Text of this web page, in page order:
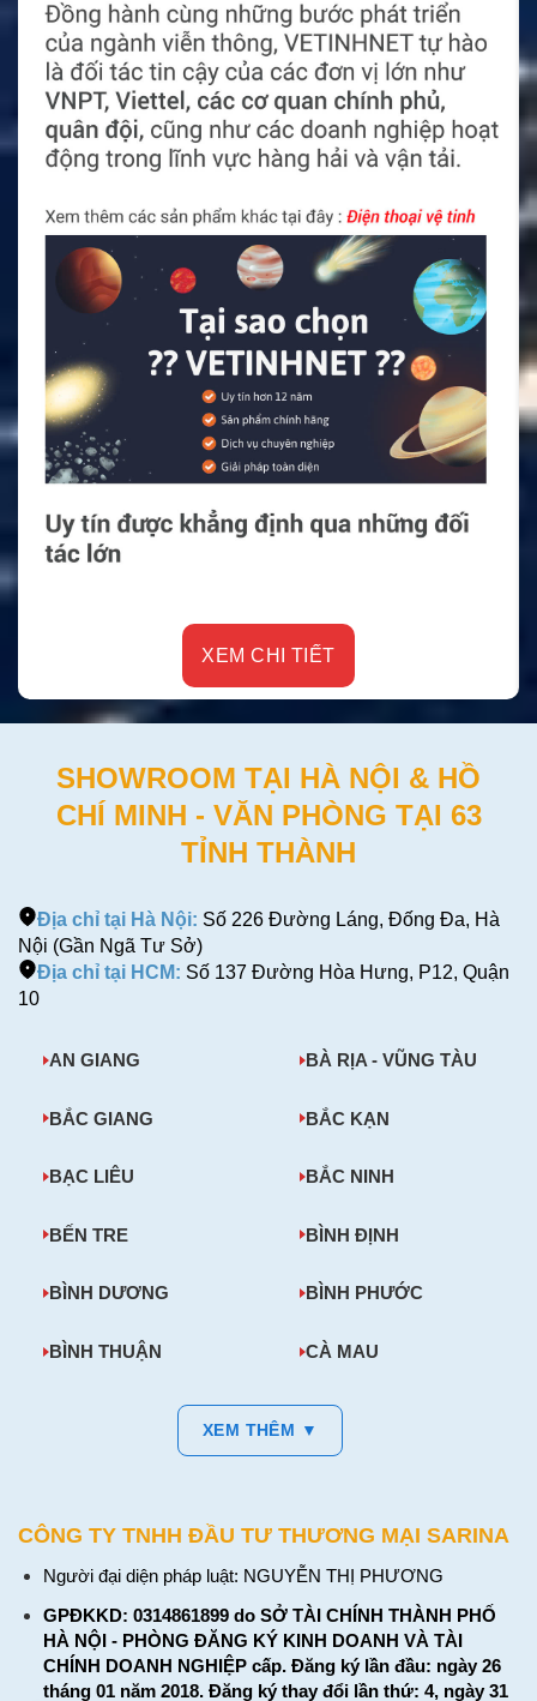
SHOWROOM TẠI HÀ NỘI & HỒ
CHÍ MINH - VĂN PHÒNG TẠI 63
TỈNH THÀNH
Địa chỉ tại Hà Nội: Số 226 Đường Láng, Đống Đa, Hà
Nội (Gần Ngã Tư Sở)
Địa chỉ tại HCM: Số 137 Đường Hòa Hưng, P12, Quận
10
AN GIANG BÀ RỊA - VŨNG TÀU
BẮC GIANG BẮC KẠN
BẠC LIÊU BẮC NINH
BẾN TRE BÌNH ĐỊNH
BÌNH DƯƠNG BÌNH PHƯỚC
BÌNH THUẬN CÀ MAU
XEM THÊM ▼
CÔNG TY TNHH ĐẦU TƯ THƯƠNG MẠI SARINA
Người đại diện pháp luật: NGUYỄN THỊ PHƯƠNG
GPĐKKD: 0314861899 do SỞ TÀI CHÍNH THÀNH PHỐ
HÀ NỘI - PHÒNG ĐĂNG KÝ KINH DOANH VÀ TÀI
CHÍNH DOANH NGHIỆP cấp. Đăng ký lần đầu: ngày 26
tháng 01 năm 2018. Đăng ký thay đổi lần thứ: 4, ngày 31